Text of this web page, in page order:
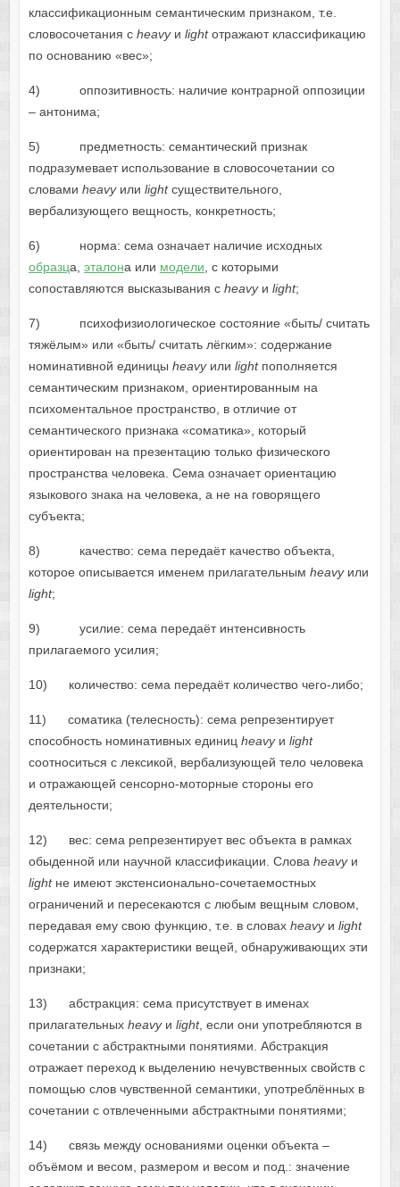
классификационным семантическим признаком, т.е.
словосочетания с heavyи lightотражают классификацию
по основанию «вес»;
4) оппозитивность: наличие контрарной оппозиции
– антонима;
5) предметность: семантический признак
подразумевает использование в словосочетании со
словами heavyили lightсуществительного,
вербализующего вещность, конкретность;
6) норма: сема означает наличие исходных
образца, эталона или модели, с которыми
сопоставляются высказывания с heavyи light;
7) психофизиологическое состояние «быть/ считать
тяжёлым» или «быть/ считать лёгким»: содержание
номинативной единицы heavyили lightпополняется
семантическим признаком, ориентированным на
психоментальное пространство, в отличие от
семантического признака «соматика», который
ориентирован на презентацию только физического
пространства человека. Сема означает ориентацию
языкового знака на человека, а не на говорящего
субъекта;
8) качество: сема передаёт качество объекта,
которое описывается именем прилагательным heavyили
light;
9) усилие: сема передаёт интенсивность
прилагаемого усилия;
10) количество: сема передаёт количество чего-либо;
11) соматика (телесность): сема репрезентирует
способность номинативных единиц heavyи light
соотноситься с лексикой, вербализующей тело человека
и отражающей сенсорно-моторные стороны его
деятельности;
12) вес: сема репрезентирует вес объекта в рамках
обыденной или научной классификации. Слова heavyи
lightне имеют экстенсионально-сочетаемостных
ограничений и пересекаются с любым вещным словом,
передавая ему свою функцию, т.е. в словах heavyи light
содержатся характеристики вещей, обнаруживающих эти
признаки;
13) абстракция: сема присутствует в именах
прилагательных heavyи light, если они употребляются в
сочетании с абстрактными понятиями. Абстракция
отражает переход к выделению нечувственных свойств с
помощью слов чувственной семантики, употреблённых в
сочетании с отвлеченными абстрактными понятиями;
14) связь между основаниями оценки объекта –
объёмом и весом, размером и весом и под.: значение